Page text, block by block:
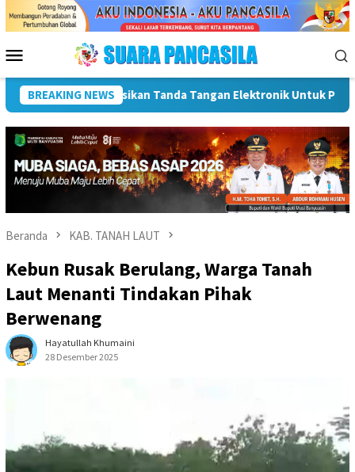
Menu
Mobile
BREAKING NEWSDorong UMKM Naik Kelas, Ratu Dewa Tekankan
Beranda KAB. TANAH LAUT
Kebun Rusak Berulang, Warga Tanah
Laut Menanti Tindakan Pihak
Berwenang
Hayatullah Khumaini
28 Desember 2025